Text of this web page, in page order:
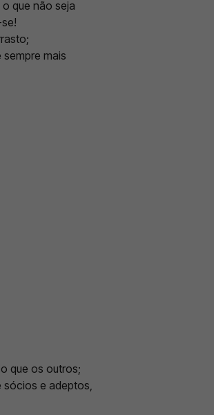
que não seja
mais
que os outros;
sócios e adeptos,